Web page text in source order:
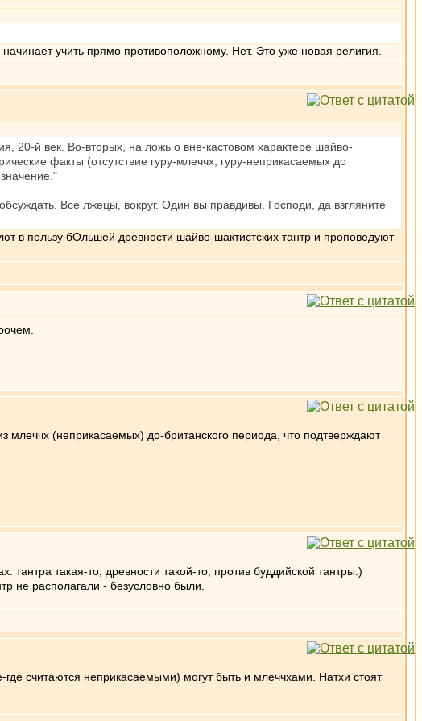
учить прямо противоположному. Нет. Это уже новая религия.
20-й век. Во-вторых, на ложь о вне-кастовом характере шайво-
факты (отсутствие гуру-млеччх, гуру-неприкасаемых до
Все лжецы, вокруг. Один вы правдивы. Господи, да взгляните
в пользу бОльшей древности шайво-шактистских тантр и проповедуют
млеччх (неприкасаемых) до-британского периода, что подтверждают
тантра такая-то, древности такой-то, против буддийской тантры.)
не располагали - безусловно были.
считаются неприкасаемыми) могут быть и млеччхами. Натхи стоят